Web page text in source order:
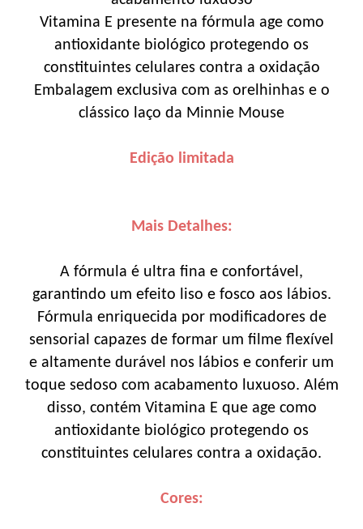
Vitamina E presente na fórmula age como
antioxidante biológico protegendo os
constituintes celulares contra a oxidação
Embalagem exclusiva com as orelhinhas e o
clássico laço da Minnie Mouse
Edição limitada
Mais Detalhes:
A fórmula é ultra fina e confortável,
garantindo um efeito liso e fosco aos lábios.
Fórmula enriquecida por modificadores de
sensorial capazes de formar um filme flexível
e altamente durável nos lábios e conferir um
toque sedoso com acabamento luxuoso. Além
disso, contém Vitamina E que age como
antioxidante biológico protegendo os
constituintes celulares contra a oxidação.
Cores: